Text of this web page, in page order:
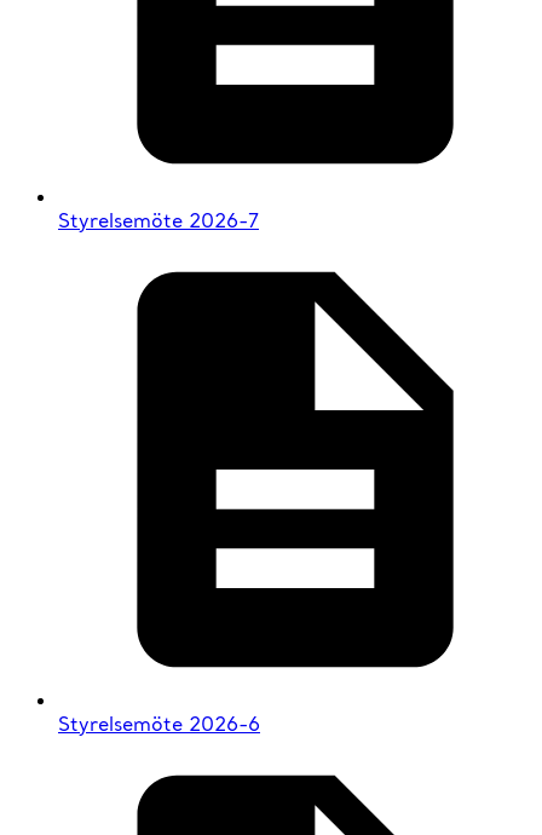
Styrelsemöte 2026-7
Styrelsemöte 2026-6